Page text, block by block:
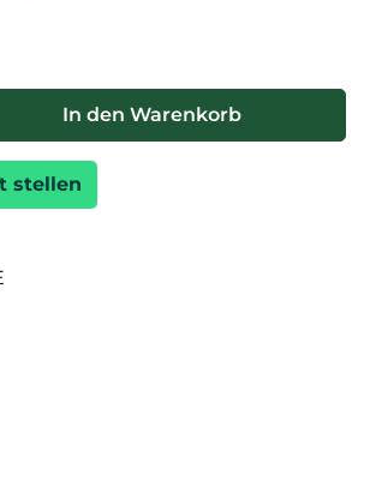
Wert ein oder benutze die
In den Warenkorb
stellen